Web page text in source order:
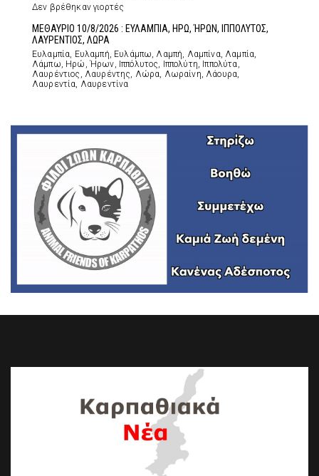
Δεν βρέθηκαν γιορτές
ΜΕΘΑΥΡΙΟ 10/8/2026 : ΕΥΛΑΜΠΙΑ, ΗΡΩ, ΉΡΩΝ, ΙΠΠΟΛΥΤΟΣ,
ΛΑΥΡΕΝΤΙΟΣ, ΛΩΡΑ
Ευλαμπία, Ευλαμπή, Ευλάμπω, Λαμπή, Λαμπίνα, Λαμπία,
Λάμπω, Ηρώ, Ήρων, Ιππόλυτος, Ιππολύτη, Ιππολύτα,
Λαυρέντιος, Λαυρέντης, Λώρα, Λωραίνη, Λάουρα,
Λαυρεντία, Λαυρεντίνα